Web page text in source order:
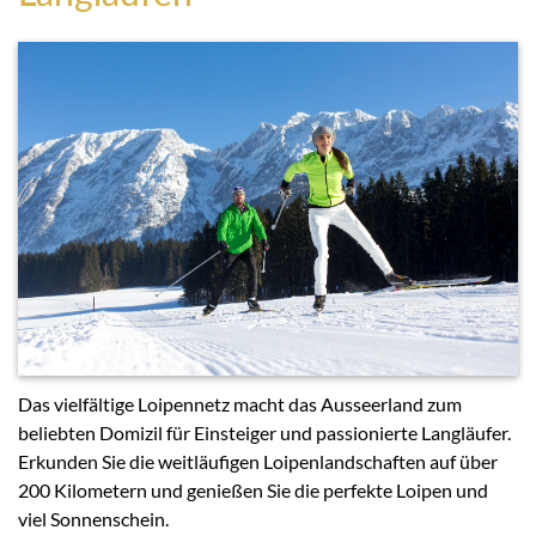
Das vielfältige Loipennetz macht das Ausseerland zum
beliebten Domizil für Einsteiger und passionierte Langläufer.
Erkunden Sie die weitläufigen Loipenlandschaften auf über
200 Kilometern und genießen Sie die perfekte Loipen und
viel Sonnenschein.